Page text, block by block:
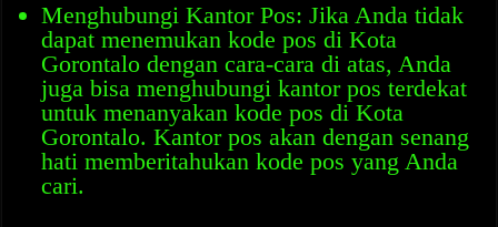
Menghubungi Kantor Pos: Jika Anda tidak
dapat menemukan kode pos di Kota
Gorontalo dengan cara-cara di atas, Anda
juga bisa menghubungi kantor pos terdekat
untuk menanyakan kode pos di Kota
Gorontalo. Kantor pos akan dengan senang
hati memberitahukan kode pos yang Anda
cari.